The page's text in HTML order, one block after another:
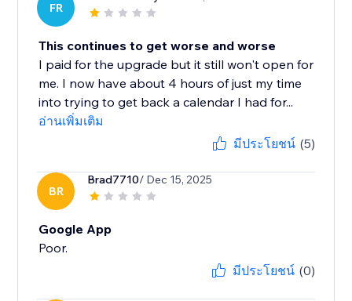
FR
This continues to get worse and worse
I paid for the upgrade but it still won't open for
me. I now have about 4 hours of just my time
into trying to get back a calendar I had for...
อ่านเพิ่มเติม
มีประโยชน์ (5)
BR
Brad7710/ Dec 15, 2025
Google App
Poor.
มีประโยชน์ (0)